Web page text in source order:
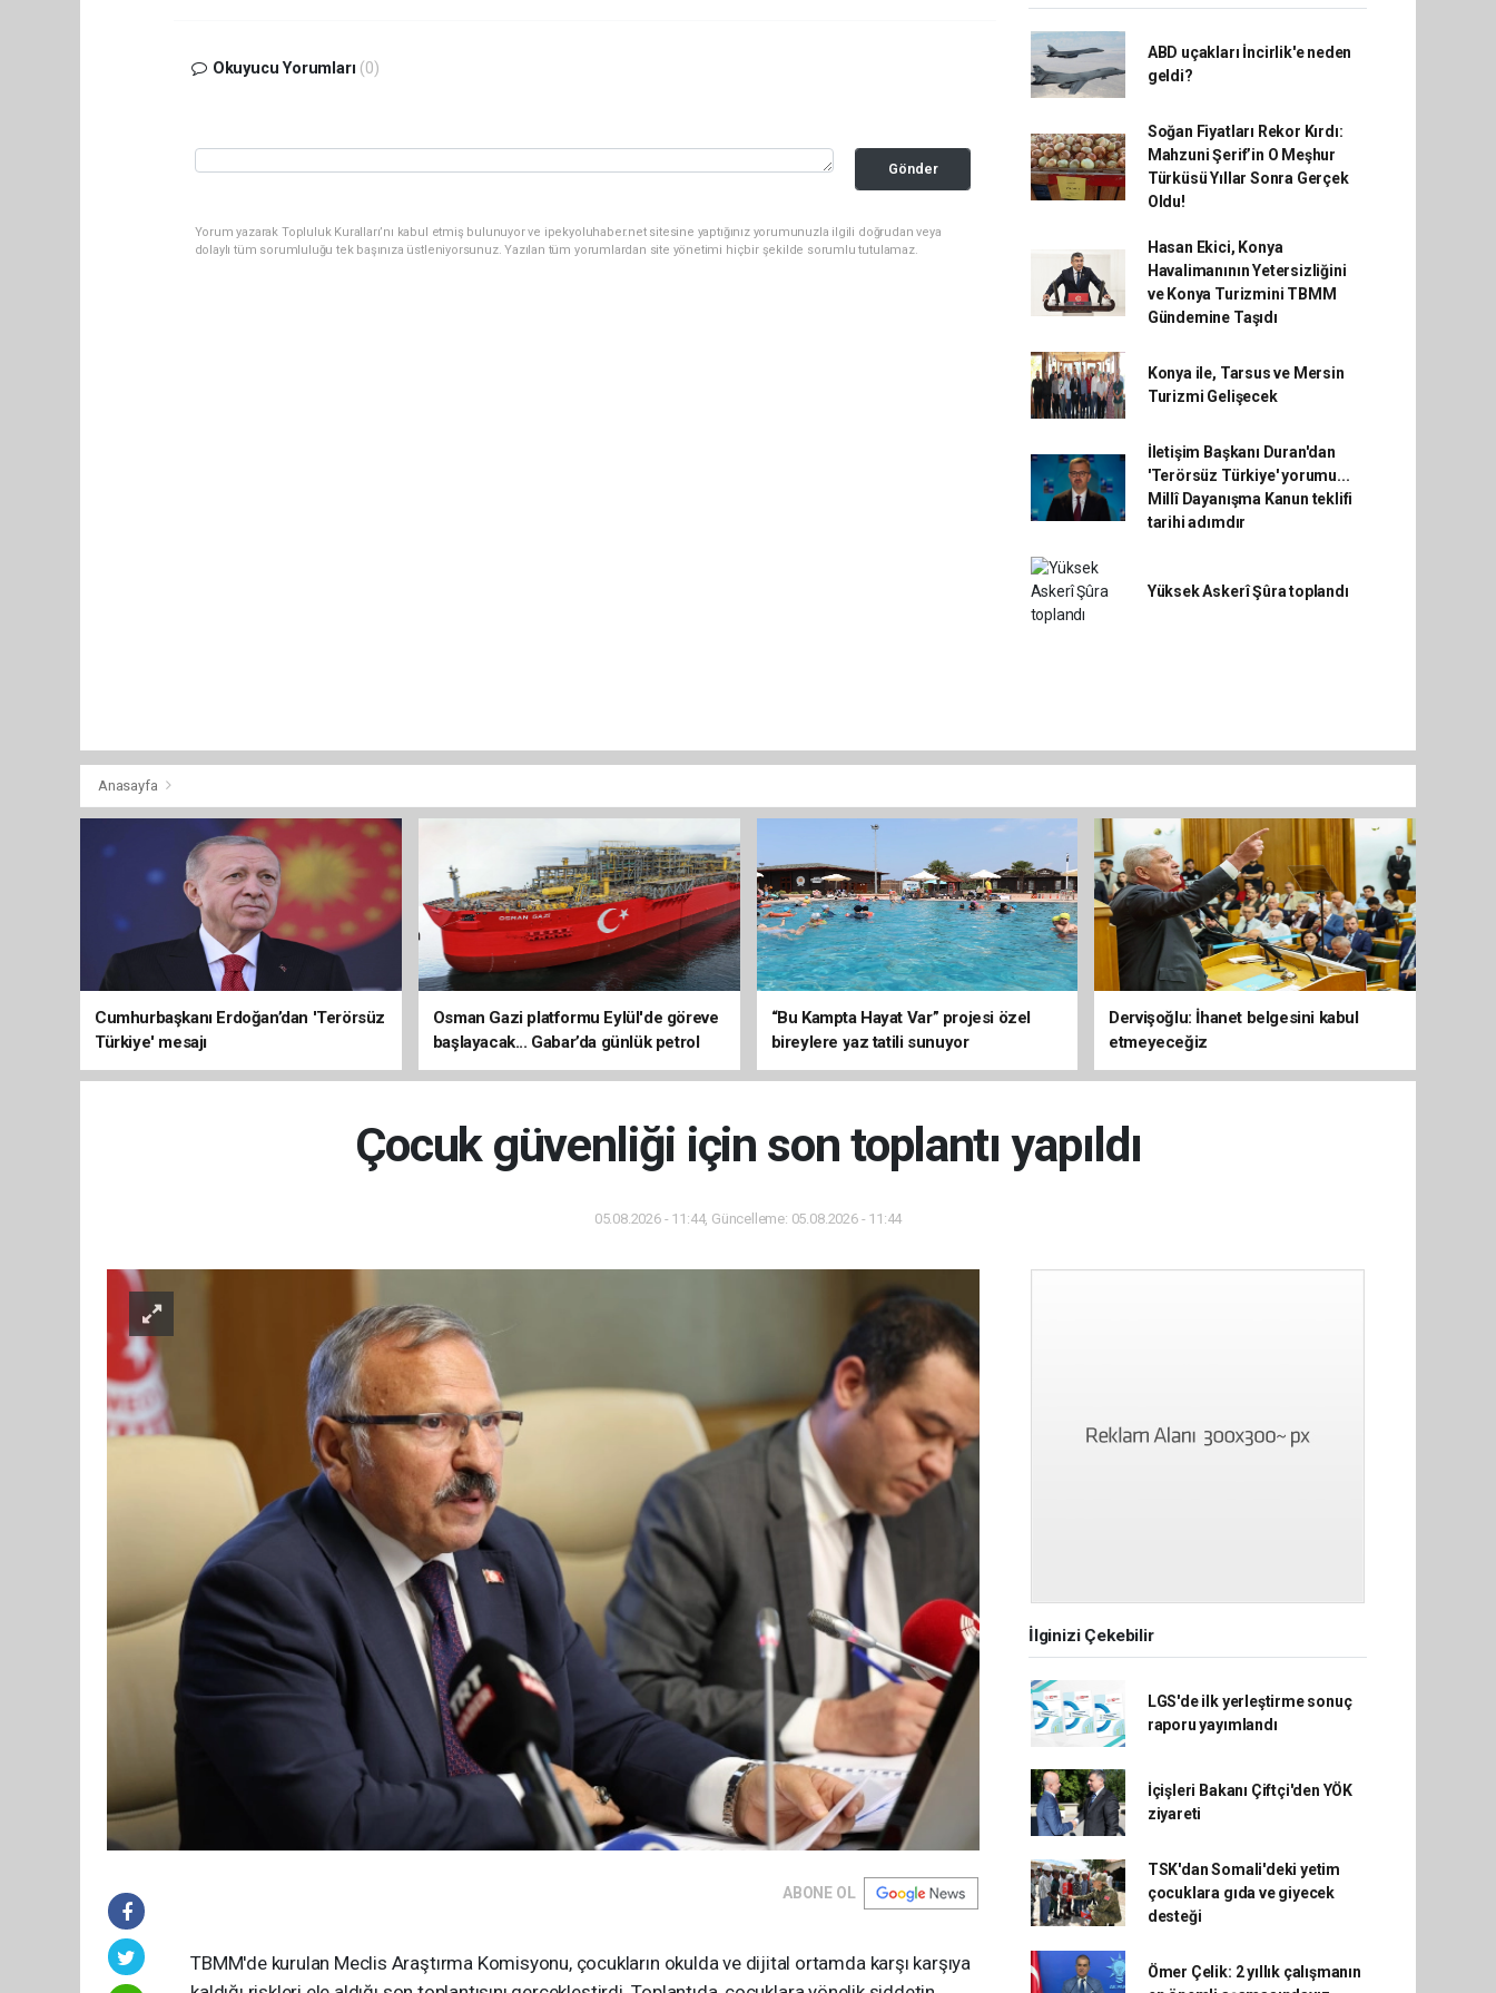
Okuyucu Yorumları (0)
Gönder
Yorum yazarak Topluluk Kuralları’nı kabul etmiş bulunuyor ve ipekyoluhaber.net sitesine yaptığınız yorumunuzla ilgili doğrudan veya
dolaylı tüm sorumluluğu tek başınıza üstleniyorsunuz. Yazılan tüm yorumlardan site yönetimi hiçbir şekilde sorumlu tutulamaz.
ABD uçakları İncirlik'e neden
geldi?
Soğan Fiyatları Rekor Kırdı:
Mahzuni Şerif’in O Meşhur
Türküsü Yıllar Sonra Gerçek
Oldu!
Hasan Ekici, Konya
Havalimanının Yetersizliğini
ve Konya Turizmini TBMM
Gündemine Taşıdı
Konya ile, Tarsus ve Mersin
Turizmi Gelişecek
İletişim Başkanı Duran'dan
'Terörsüz Türkiye' yorumu...
Millî Dayanışma Kanun teklifi
tarihi adımdır
Yüksek Askerî Şûra toplandı
Anasayfa
Cumhurbaşkanı Erdoğan’dan 'Terörsüz
Türkiye' mesajı
Osman Gazi platformu Eylül'de göreve
başlayacak... Gabar’da günlük petrol
üretimi 83 bin 200 varile ulaştı
“Bu Kampta Hayat Var” projesi özel
bireylere yaz tatili sunuyor
Dervişoğlu: İhanet belgesini kabul
etmeyeceğiz
Çocuk güvenliği için son toplantı yapıldı
05.08.2026 - 11:44, Güncelleme: 05.08.2026 - 11:44
ABONE OL
TBMM'de kurulan Meclis Araştırma Komisyonu, çocukların okulda ve dijital ortamda karşı karşıya
İlginizi Çekebilir
LGS'de ilk yerleştirme sonuç
raporu yayımlandı
İçişleri Bakanı Çiftçi'den YÖK
ziyareti
TSK'dan Somali'deki yetim
çocuklara gıda ve giyecek
desteği
Ömer Çelik: 2 yıllık çalışmanın